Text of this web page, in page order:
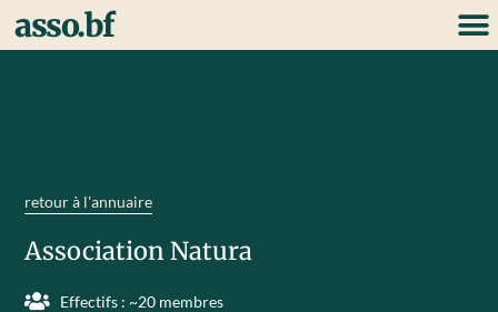
asso.bf
retour à l'annuaire
Association Natura
Effectifs : ~20 membres